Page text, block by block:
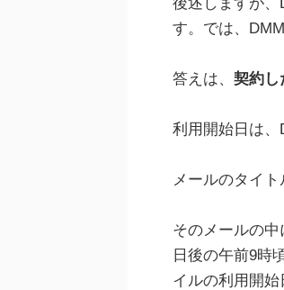
す。では、
答えは、 契約し
利用開始日は、
メールのタイト
そのメールの
日後の午前9時
イルの利用開始